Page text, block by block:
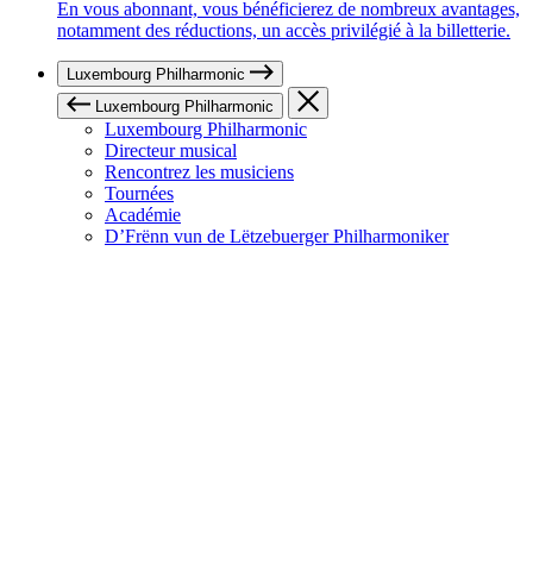
En vous abonnant, vous bénéficierez de nombreux avantages,
notamment des réductions, un accès privilégié à la billetterie.
Luxembourg Philharmonic
Luxembourg Philharmonic
Luxembourg Philharmonic
Directeur musical
Rencontrez les musiciens
Tournées
Académie
D’Frënn vun de Lëtzebuerger Philharmoniker